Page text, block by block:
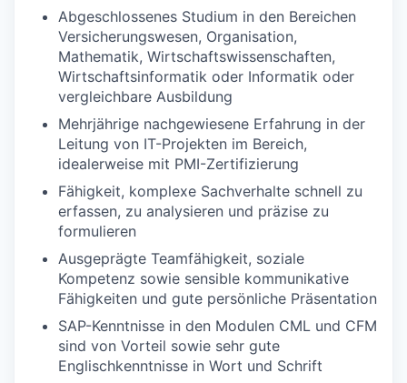
Abgeschlossenes Studium in den Bereichen
Versicherungswesen, Organisation,
Mathematik, Wirtschaftswissenschaften,
Wirtschaftsinformatik oder Informatik oder
vergleichbare Ausbildung
Mehrjährige nachgewiesene Erfahrung in der
Leitung von IT-Projekten im Bereich,
idealerweise mit PMI-Zertifizierung
Fähigkeit, komplexe Sachverhalte schnell zu
erfassen, zu analysieren und präzise zu
formulieren
Ausgeprägte Teamfähigkeit, soziale
Kompetenz sowie sensible kommunikative
Fähigkeiten und gute persönliche Präsentation
SAP-Kenntnisse in den Modulen CML und CFM
sind von Vorteil sowie sehr gute
Englischkenntnisse in Wort und Schrift